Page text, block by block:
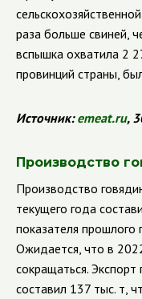
раза больше свиней,
вспышка охватила 2
провинций страны,
Источник:emeat.ru,
Производство
Производство
текущего года
показателя прошлого
Ожидается, что в
сокращаться.
составил 137 тыс. т,